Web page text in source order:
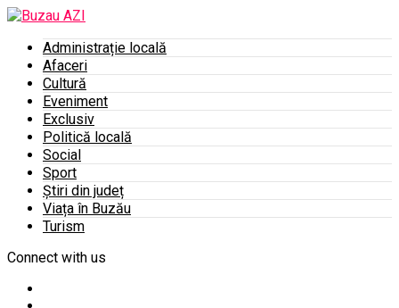
Administrație locală
Afaceri
Cultură
Eveniment
Exclusiv
Politică locală
Social
Sport
Știri din județ
Viața în Buzău
Turism
Connect with us